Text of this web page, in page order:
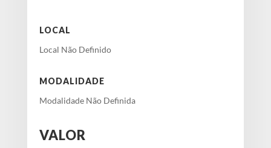
LOCAL
Local Não Definido
MODALIDADE
Modalidade Não Definida
VALOR